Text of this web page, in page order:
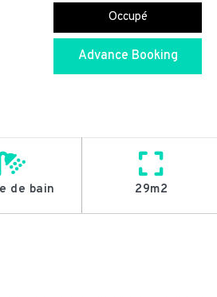
Occupé
Advance Booking
de bain 29m2